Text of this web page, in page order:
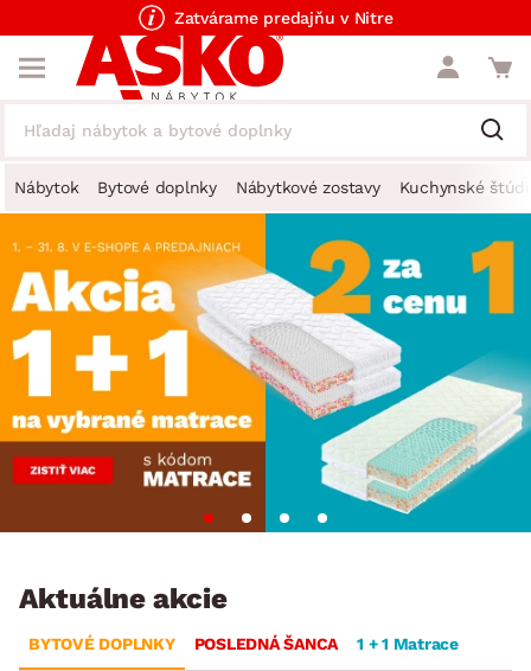
Zatvárame predajňu v Nitre
Nábytok Bytové doplnky Nábytkové zostavy Kuchynské
Aktuálne akcie
BYTOVÉ DOPLNKY POSLEDNÁ ŠANCA 1 + 1 Matrace